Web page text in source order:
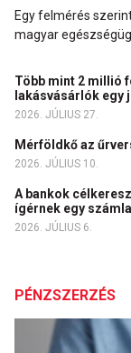
Egy felmérés
magyar
Több mint 2 millió
lakásvásárlók egy
2026. JÚLIUS 27.
Mérföldkő az
2026. JÚLIUS 10.
A bankok
ígérnek egy
2026. JÚLIUS 6.
PÉNZSZERZÉS